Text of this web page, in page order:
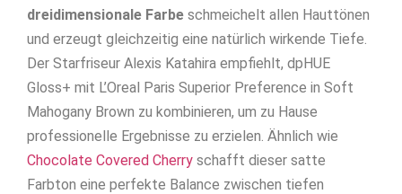
dreidimensionale Farbe schmeichelt allen Hauttönen
und erzeugt gleichzeitig eine natürlich wirkende Tiefe.
Der Starfriseur Alexis Katahira empfiehlt, dpHUE
Gloss+ mit L’Oreal Paris Superior Preference in Soft
Mahogany Brown zu kombinieren, um zu Hause
professionelle Ergebnisse zu erzielen. Ähnlich wie
Chocolate Covered Cherry schafft dieser satte
Farbton eine perfekte Balance zwischen tiefen